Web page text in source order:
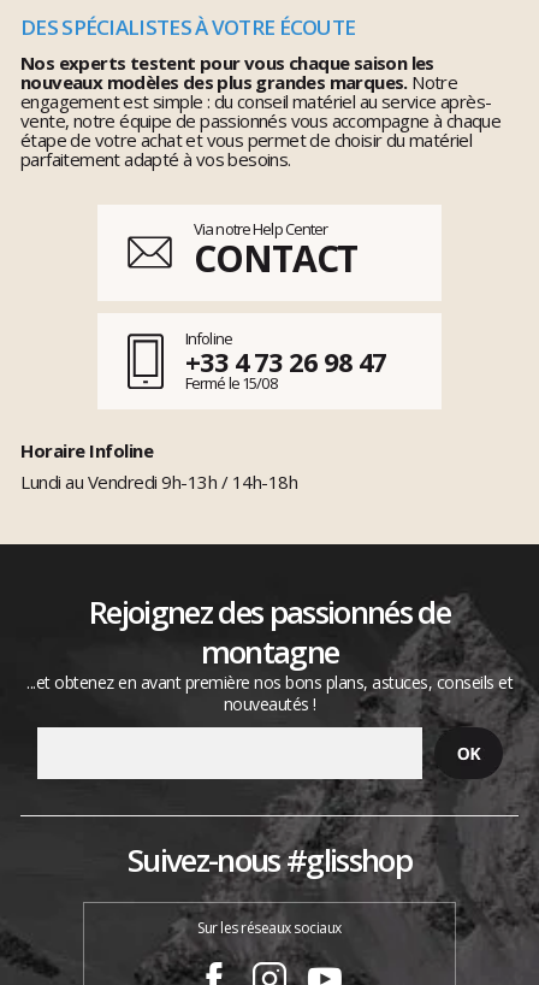
DES SPÉCIALISTES À VOTRE ÉCOUTE
Nos experts testent pour vous chaque saison les
nouveaux modèles des plus grandes marques.Notre
engagement est simple : du conseil matériel au service après-
vente, notre équipe de passionnés vous accompagne à chaque
étape de votre achat et vous permet de choisir du matériel
parfaitement adapté à vos besoins.
Via notre Help Center
CONTACT
Infoline
+33 4 73 26 98 47
Fermé le 15/08
Horaire Infoline
Lundi au Vendredi 9h-13h / 14h-18h
Rejoignez des passionnés de
montagne
...et obtenez en avant première nos bons plans, astuces, conseils et
nouveautés !
Suivez-nous #glisshop
Sur les réseaux sociaux